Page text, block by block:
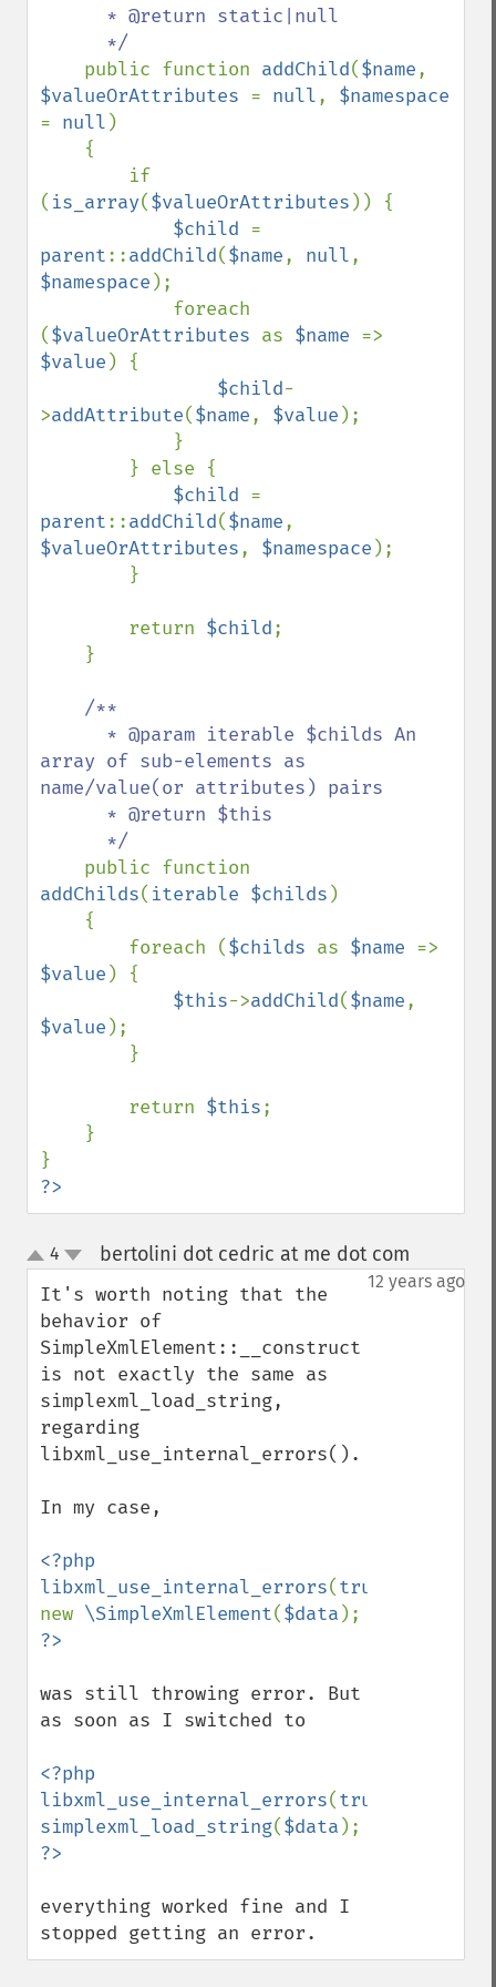
public function addChild($name
$valueOrAttributes = null,
= null )
( is_array($valueOrAttributes )) {
$child
parent::addChild($name, null
$namespace );
($valueOrAttributes as $name
$value ) {
$child-
>addAttribute($name, $value );
$child
parent::addChild($name
$valueOrAttributes, $namespace );
        return
$child;
/**
array of sub-elements as
name/value(or attributes) pairs
addChilds( iterable $childs )
        foreach (
$childs as $name
$value ) {
$this->addChild($name
$value );
        return
$this;
?>
up
down
4 bertolini dot cedric at me dot com
12 years ago
It's worth noting that the
behavior of
SimpleXmlElement::__construct
is not exactly the same as
simplexml_load_string,
regarding
libxml_use_internal_errors().
In my case,
<?php
libxml_use_internal_errors(true
new \SimpleXmlElement($data
was still throwing error. But
as soon as I switched to
<?php
libxml_use_internal_errors(true
simplexml_load_string($data
everything worked fine and I
stopped getting an error.